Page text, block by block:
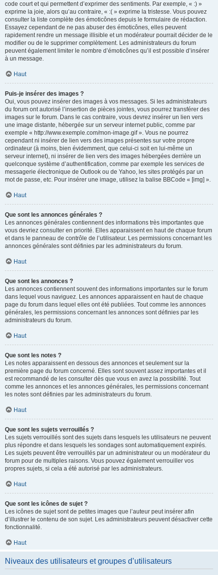
code court et qui permettent d’exprimer des sentiments. Par exemple, « :) »
exprime la joie, alors qu’au contraire, « :( » exprime la tristesse. Vous pouvez
consulter la liste complète des émoticônes depuis le formulaire de rédaction.
Essayez cependant de ne pas abuser des émoticônes, elles peuvent
rapidement rendre un message illisible et un modérateur pourrait décider de le
modifier ou de le supprimer complètement. Les administrateurs du forum
peuvent également limiter le nombre d’émoticônes qu’il est possible d’insérer
à un message.
Haut
Puis-je insérer des images ?
Oui, vous pouvez insérer des images à vos messages. Si les administrateurs
du forum ont autorisé l’insertion de pièces jointes, vous pourrez transférer des
images sur le forum. Dans le cas contraire, vous devrez insérer un lien vers
une image distante, hébergée sur un serveur internet public, comme par
exemple « http://www.exemple.com/mon-image.gif ». Vous ne pourrez
cependant ni insérer de lien vers des images présentes sur votre propre
ordinateur (à moins, bien évidemment, que celui-ci soit en lui-même un
serveur internet), ni insérer de lien vers des images hébergées derrière un
quelconque système d’authentification, comme par exemple les services de
messagerie électronique de Outlook ou de Yahoo, les sites protégés par un
mot de passe, etc. Pour insérer une image, utilisez la balise BBCode « [img] ».
Haut
Que sont les annonces générales ?
Les annonces générales contiennent des informations très importantes que
vous devriez consulter en priorité. Elles apparaissent en haut de chaque forum
et dans le panneau de contrôle de l’utilisateur. Les permissions concernant les
annonces générales sont définies par les administrateurs du forum.
Haut
Que sont les annonces ?
Les annonces contiennent souvent des informations importantes sur le forum
dans lequel vous naviguez. Les annonces apparaissent en haut de chaque
page du forum dans lequel elles ont été publiées. Tout comme les annonces
générales, les permissions concernant les annonces sont définies par les
administrateurs du forum.
Haut
Que sont les notes ?
Les notes apparaissent en dessous des annonces et seulement sur la
première page du forum concerné. Elles sont souvent assez importantes et il
est recommandé de les consulter dès que vous en avez la possibilité. Tout
comme les annonces et les annonces générales, les permissions concernant
les notes sont définies par les administrateurs du forum.
Haut
Que sont les sujets verrouillés ?
Les sujets verrouillés sont des sujets dans lesquels les utilisateurs ne peuvent
plus répondre et dans lesquels les sondages sont automatiquement expirés.
Les sujets peuvent être verrouillés par un administrateur ou un modérateur du
forum pour de multiples raisons. Vous pouvez également verrouiller vos
propres sujets, si cela a été autorisé par les administrateurs.
Haut
Que sont les icônes de sujet ?
Les icônes de sujet sont de petites images que l’auteur peut insérer afin
d’illustrer le contenu de son sujet. Les administrateurs peuvent désactiver cette
fonctionnalité.
Haut
Niveaux des utilisateurs et groupes d’utilisateurs